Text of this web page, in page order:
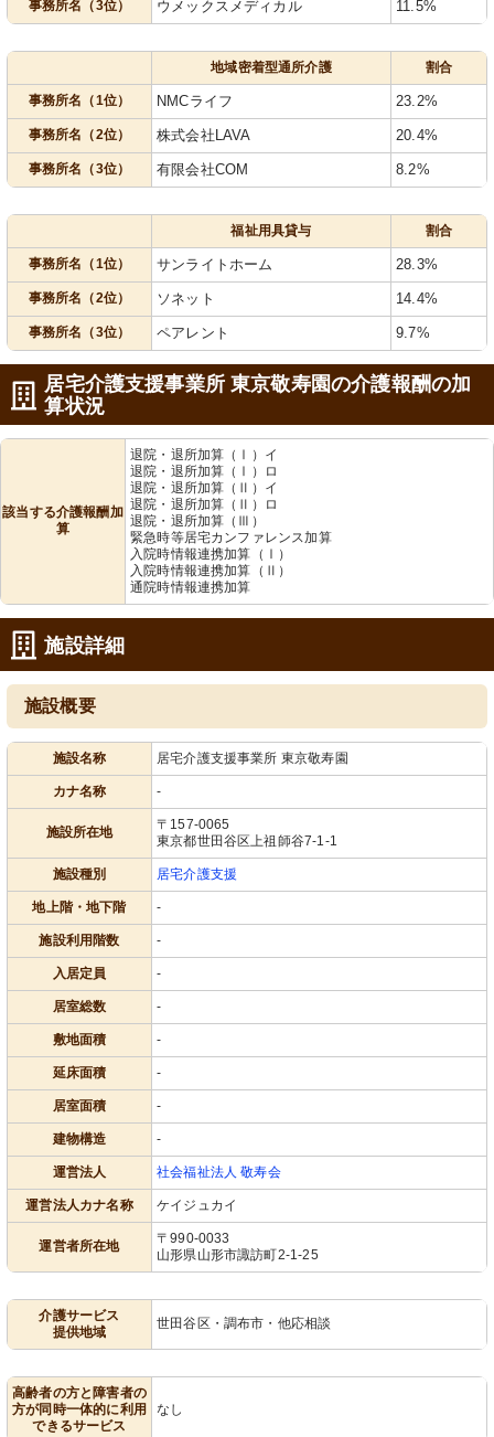
事務所名（3位） ウメックスメディカル 11.5%
地域密着型通所介護 割合
事務所名（1位） NMCライフ 23.2%
事務所名（2位） 株式会社LAVA 20.4%
事務所名（3位） 有限会社COM 8.2%
福祉用具貸与 割合
事務所名（1位） サンライトホーム 28.3%
事務所名（2位） ソネット 14.4%
事務所名（3位） ペアレント 9.7%
居宅介護支援事業所 東京敬寿園の介護報酬の加
算状況
該当する介護報酬加
算
退院・退所加算（Ⅰ）イ
退院・退所加算（Ⅰ）ロ
退院・退所加算（Ⅱ）イ
退院・退所加算（Ⅱ）ロ
退院・退所加算（Ⅲ）
緊急時等居宅カンファレンス加算
入院時情報連携加算（Ⅰ）
入院時情報連携加算（Ⅱ）
通院時情報連携加算
施設詳細
施設概要
施設名称 居宅介護支援事業所 東京敬寿園
カナ名称 -
施設所在地
〒157-0065
東京都世田谷区上祖師谷7-1-1
施設種別 居宅介護支援
地上階・地下階 -
施設利用階数 -
入居定員 -
居室総数 -
敷地面積 -
延床面積 -
居室面積 -
建物構造 -
運営法人 社会福祉法人 敬寿会
運営法人カナ名称 ケイジュカイ
運営者所在地
〒990-0033
山形県山形市諏訪町2-1-25
介護サービス
提供地域
世田谷区・調布市・他応相談
高齢者の方と障害者の
方が同時一体的に利用
できるサービス
なし